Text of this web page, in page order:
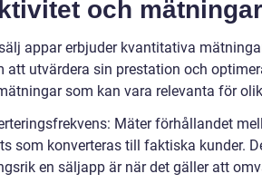
och
appar erbjuder kvantitativa
att utvärdera sin prestation och
som kan vara relevanta för
Mäter förhållandet
som konverteras till faktiska kunder.
en säljapp är när det gäller att